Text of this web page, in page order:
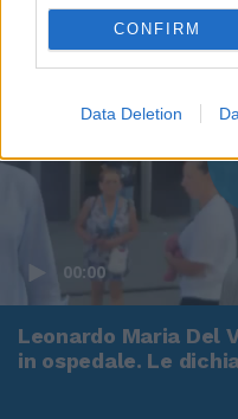
CONFIRM
Data Deletion
00:00
Leonardo Maria Del
in ospedale. Le